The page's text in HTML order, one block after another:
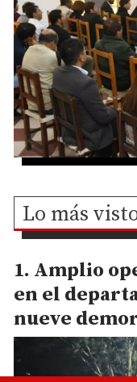
Lo más
Amplio
en el
nueve